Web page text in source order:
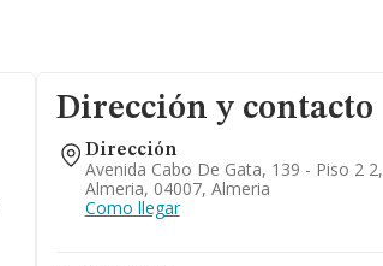
Dirección y contacto
Dirección
Avenida Cabo De Gata, 139 - Piso 2 2,
Almeria, 04007, Almeria
Como llegar